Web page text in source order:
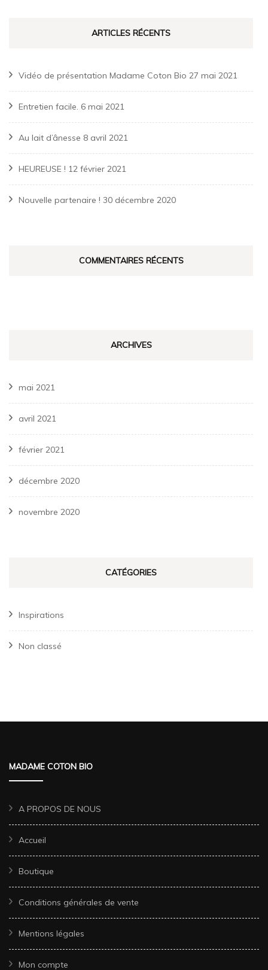
ARTICLES RÉCENTS
Vidéo de présentation Madame Coton Bio 27 mai 2021
Entretien facile. 6 mai 2021
Au lait d’ânesse 8 avril 2021
HEUREUSE ! 12 février 2021
Nouvelle partenaire ! 30 décembre 2020
COMMENTAIRES RÉCENTS
ARCHIVES
mai 2021
avril 2021
février 2021
décembre 2020
novembre 2020
CATÉGORIES
Inspirations
Non classé
MADAME COTON BIO
A PROPOS DE NOUS
Accueil
Boutique
Conditions générales de vente
Mentions légales
Mon compte